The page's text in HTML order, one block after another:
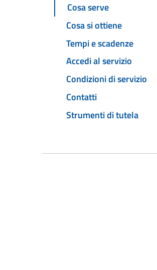
Cosa serve
Cosa si ottiene
Tempi e scadenze
Accedi al servizio
Condizioni di servizio
Contatti
Strumenti di tutela